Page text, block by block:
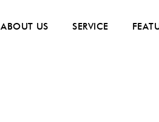
ABOUT US SERVICE